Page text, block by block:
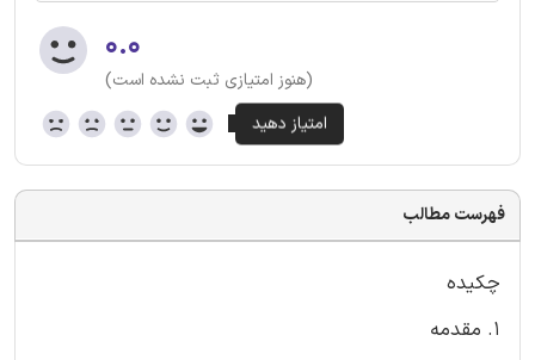
۰.۰
(هنوز امتیازی ثبت نشده است)
فهرست مطالب
چکیده
1. مقدمه